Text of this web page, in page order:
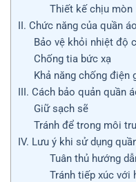
Thiết kế chịu mòn
II. Chức năng của quần
Bảo vệ khỏi nhiệt độ
Chống tia bức xạ
Khả năng chống điện
III. Cách bảo quản quần
Giữ sạch sẽ
Tránh để trong môi
IV. Lưu ý khi sử dụng
Tuân thủ hướng
Tránh tiếp xúc với